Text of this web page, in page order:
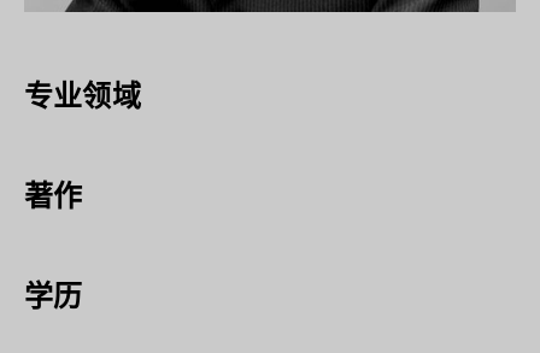
专业领域
著作
学历